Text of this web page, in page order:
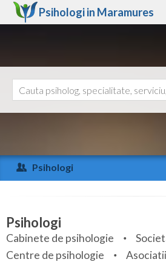
Psihologi in Maramures
Arad
Arges
Bihor
Bistrita-Nasaud
Ajutor
Psihologi
Specialitati
Servicii
Psihologi
Cabinete de psihologie
Centre de psihologie